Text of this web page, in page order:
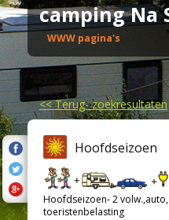
camping Na
WWW pagina's
<<Terug- zoekresultaten
Hoofdseizoen
Hoofdseizoen- 2
toeristenbelasting